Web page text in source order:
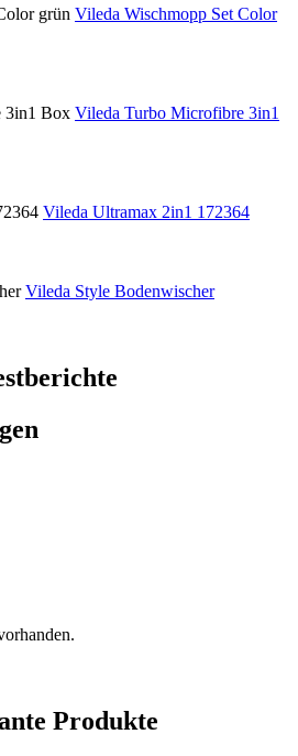
Vileda Wischmopp Set Color
Vileda Turbo Microfibre 3in1
Vileda Ultramax 2in1 172364
Vileda Style Bodenwischer
Produkte